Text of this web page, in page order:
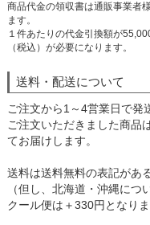
商品代金の領収書は通販事業者
ます。
１件あたりの代金引換額が
（税込）が必要になります。
送料・配送について
ご注文から1～4営業日で発
ご注文いただきました商品
てお届けします。
送料は送料無料の表記があ
（但し、北海道・沖縄につ
クール便は＋330円となりま